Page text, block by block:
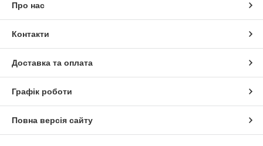
Про нас
Контакти
Доставка та оплата
Графік роботи
Повна версія сайту